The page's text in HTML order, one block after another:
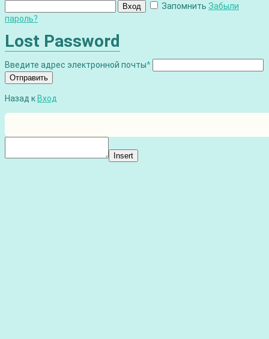
Вход Запомнить Забыли
пароль?
Lost Password
Введите адрес электронной почты*
Отправить
Назад к Вход
Insert